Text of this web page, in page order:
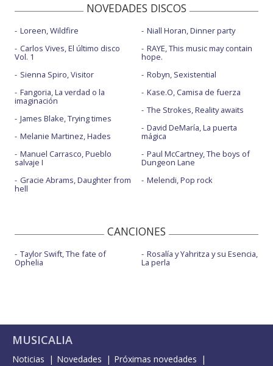
NOVEDADES DISCOS
Loreen, Wildfire
Carlos Vives, El último disco
Vol. 1
Sienna Spiro, Visitor
Fangoria, La verdad o la
imaginación
James Blake, Trying times
Melanie Martinez, Hades
Manuel Carrasco, Pueblo
salvaje I
Gracie Abrams, Daughter from
hell
Niall Horan, Dinner party
RAYE, This music may contain
hope.
Robyn, Sexistential
Kase.O, Camisa de fuerza
The Strokes, Reality awaits
David DeMaría, La puerta
mágica
Paul McCartney, The boys of
Dungeon Lane
Melendi, Pop rock
CANCIONES
Taylor Swift, The fate of
Ophelia
Rosalía y Yahritza y su Esencia,
La perla
MUSICALIA
Noticias Novedades
Próximas novedades